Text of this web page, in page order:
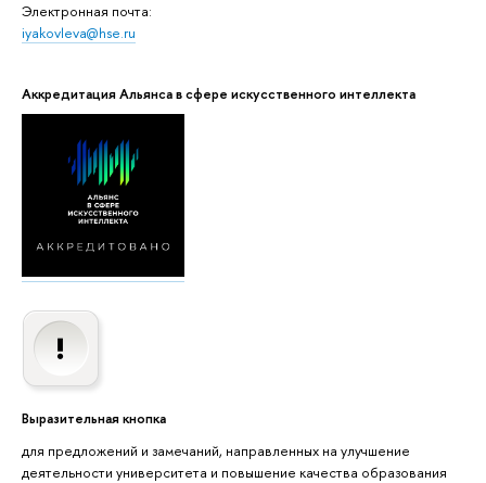
Электронная почта:
iyakovleva@hse.ru
Аккредитация Альянса в сфере искусственного интеллекта
Выразительная кнопка
для предложений и замечаний, направленных на улучшение
деятельности университета и повышение качества образования